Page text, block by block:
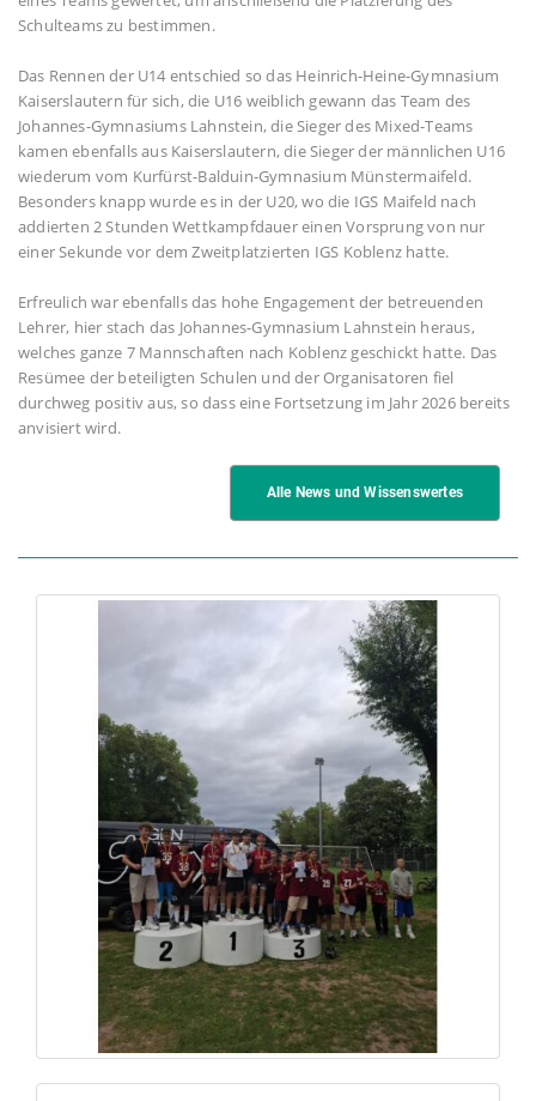
Schulteams zu bestimmen.
Das Rennen der U14 entschied so das Heinrich-Heine-Gymnasium
Kaiserslautern für sich, die U16 weiblich gewann das Team des
Johannes-Gymnasiums Lahnstein, die Sieger des Mixed-Teams
kamen ebenfalls aus Kaiserslautern, die Sieger der männlichen U16
wiederum vom Kurfürst-Balduin-Gymnasium Münstermaifeld.
Besonders knapp wurde es in der U20, wo die IGS Maifeld nach
addierten 2 Stunden Wettkampfdauer einen Vorsprung von nur
einer Sekunde vor dem Zweitplatzierten IGS Koblenz hatte.
Erfreulich war ebenfalls das hohe Engagement der betreuenden
Lehrer, hier stach das Johannes-Gymnasium Lahnstein heraus,
welches ganze 7 Mannschaften nach Koblenz geschickt hatte. Das
Resümee der beteiligten Schulen und der Organisatoren fiel
durchweg positiv aus, so dass eine Fortsetzung im Jahr 2026 bereits
anvisiert wird.
Alle News und Wissenswertes